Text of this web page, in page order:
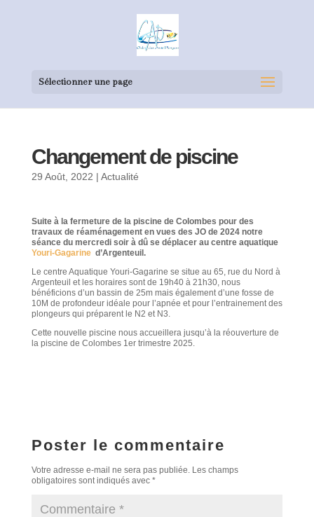
Sélectionner une page
Changement de piscine
29 Août, 2022 | Actualité
Suite à la fermeture de la piscine de Colombes pour des
travaux de réaménagement en vues des JO de 2024 notre
séance du mercredi soir à dû se déplacer au centre aquatique
Youri-Gagarine d’Argenteuil.
Le centre Aquatique Youri-Gagarine se situe au 65, rue du Nord à
Argenteuil et les horaires sont de 19h40 à 21h30, nous
bénéficions d’un bassin de 25m mais également d’une fosse de
10M de profondeur idéale pour l’apnée et pour l’entrainement des
plongeurs qui préparent le N2 et N3.
Cette nouvelle piscine nous accueillera jusqu’à la réouverture de
la piscine de Colombes 1er trimestre 2025.
Poster le commentaire
Votre adresse e-mail ne sera pas publiée. Les champs
obligatoires sont indiqués avec *